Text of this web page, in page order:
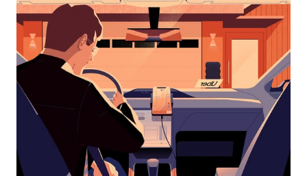
выбрать
дату.
Чтобы
закрыть
календарь,
нажмите
Esc.